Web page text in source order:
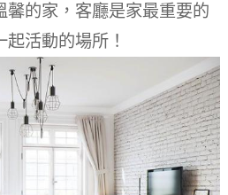
馨的家，客廳是家最重要的
活動的場所！